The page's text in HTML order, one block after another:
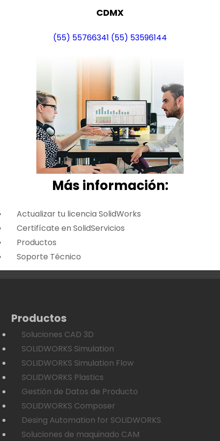
CDMX
(55) 55766341 (55) 53596144
Más información:
Actualizar tu licencia SolidWorks
Certifícate en SolidServicios
Productos
Soporte Técnico
Productos
Soluciones CAD 3D
SOLIDWORKS Simulation
SOLIDWORKS Simulation Flow
SOLIDWORKS Plastics
Gestión de Datos de Producto
SOLIDWORKS Composer
Desing Automation for SOLIDWORKS
Soluciones de maquinado CAM